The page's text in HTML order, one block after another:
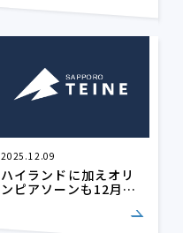
2025.12.09
ハイランドに加えオリ
ンピアソーンも12月…